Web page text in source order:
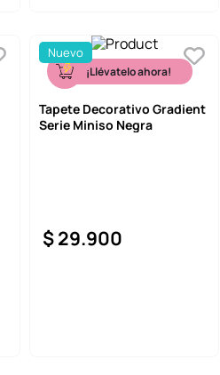
Nuevo
¡Llévatelo ahora!
Tapete Decorativo Gradient
Serie Miniso Negra
$29.900